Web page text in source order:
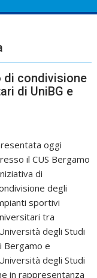
di condivisione
di UniBG e
oggi
il CUS Bergamo
di
degli
sportivi
tra
degli Studi
Bergamo e
degli Studi
in rappresentanza